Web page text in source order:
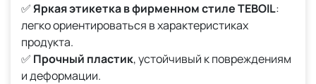
✅Яркая этикетка в фирменном стиле TEBOIL:
легко ориентироваться в характеристиках
продукта.
✅ Прочный пластик, устойчивый к повреждениям
и деформации.